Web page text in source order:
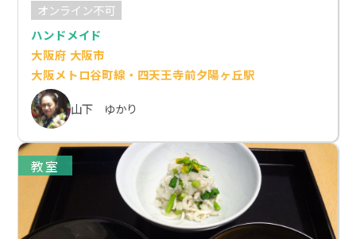
オンライン不可
ハンドメイド
大阪府 大阪市
大阪メトロ谷町線・四天王寺前夕陽ヶ丘駅
山下 ゆかり
教室